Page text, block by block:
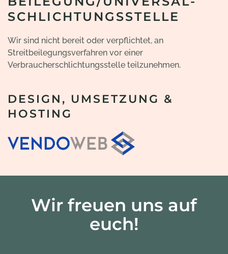
SCHLICHTUNGS­STELLE
Wir sind nicht bereit oder verpflichtet, an
Streitbeilegungsverfahren vor einer
Verbraucherschlichtungsstelle teilzunehmen.
DESIGN, UMSETZUNG &
HOSTING
Wir freuen uns auf
euch!